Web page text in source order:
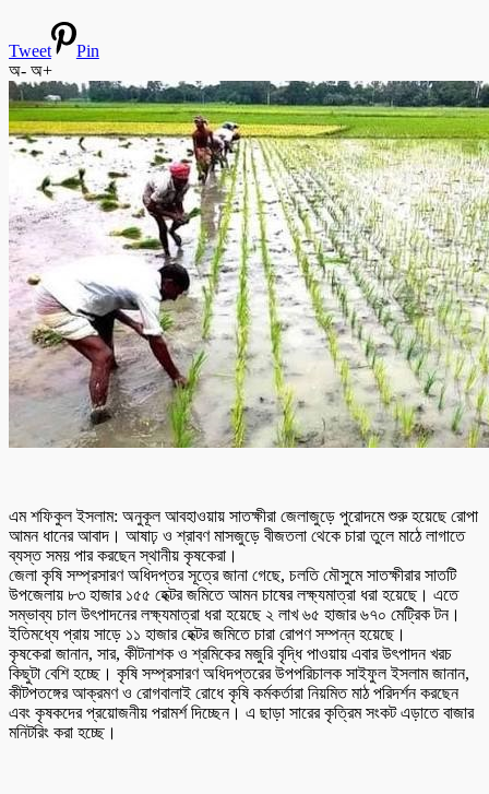
Tweet
Pin
অ- অ+
এম শফিকুল ইসলাম: অনুকূল আবহাওয়ায় সাতক্ষীরা জেলাজুড়ে পুরোদমে শুরু হয়েছে রোপা
আমন ধানের আবাদ। আষাঢ় ও শ্রাবণ মাসজুড়ে বীজতলা থেকে চারা তুলে মাঠে লাগাতে
ব্যস্ত সময় পার করছেন স্থানীয় কৃষকেরা।
জেলা কৃষি সম্প্রসারণ অধিদপ্তর সূত্রে জানা গেছে, চলতি মৌসুমে সাতক্ষীরার সাতটি
উপজেলায় ৮৩ হাজার ১৫৫ হেক্টর জমিতে আমন চাষের লক্ষ্যমাত্রা ধরা হয়েছে। এতে
সম্ভাব্য চাল উৎপাদনের লক্ষ্যমাত্রা ধরা হয়েছে ২ লাখ ৬৫ হাজার ৬৭০ মেট্রিক টন।
ইতিমধ্যে প্রায় সাড়ে ১১ হাজার হেক্টর জমিতে চারা রোপণ সম্পন্ন হয়েছে।
কৃষকেরা জানান, সার, কীটনাশক ও শ্রমিকের মজুরি বৃদ্ধি পাওয়ায় এবার উৎপাদন খরচ
কিছুটা বেশি হচ্ছে। কৃষি সম্প্রসারণ অধিদপ্তরের উপপরিচালক সাইফুল ইসলাম জানান,
কীটপতঙ্গের আক্রমণ ও রোগবালাই রোধে কৃষি কর্মকর্তারা নিয়মিত মাঠ পরিদর্শন করছেন
এবং কৃষকদের প্রয়োজনীয় পরামর্শ দিচ্ছেন। এ ছাড়া সারের কৃত্রিম সংকট এড়াতে বাজার
মনিটরিং করা হচ্ছে।